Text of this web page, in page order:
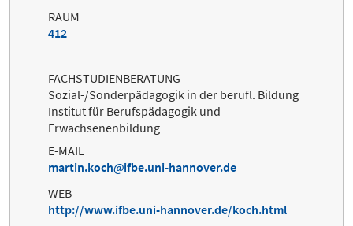
RAUM
412
FACHSTUDIENBERATUNG
Sozial-/Sonderpädagogik in der berufl. Bildung
Institut für Berufspädagogik und
Erwachsenenbildung
E-MAIL
martin.koch
ifbe.uni-hannover.de
WEB
http://www.ifbe.uni-hannover.de/koch.html